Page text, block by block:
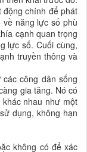
động chính để phát
về năng lực số phù
cạnh quan trọng
lực số. Cuối cùng,
truyền thông và
công dân sống
gia tăng. Nó có
nhau như một
dụng, không hạn
không có để xác